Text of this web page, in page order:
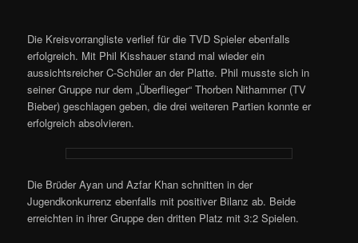
Die Kreisvorrangliste verlief für die TVD Spieler ebenfalls
erfolgreich. Mit Phil Kisshauer stand mal wieder ein
aussichtsreicher C-Schüler an der Platte. Phil musste sich in
seiner Gruppe nur dem „Überflieger“ Thorben Nithammer (TV
Bieber) geschlagen geben, die drei weiteren Partien konnte er
erfolgreich absolvieren.
Die Brüder Ayan und Azfar Khan schnitten in der
Jugendkonkurrenz ebenfalls mit positiver Bilanz ab. Beide
erreichten in ihrer Gruppe den dritten Platz mit 3:2 Spielen.